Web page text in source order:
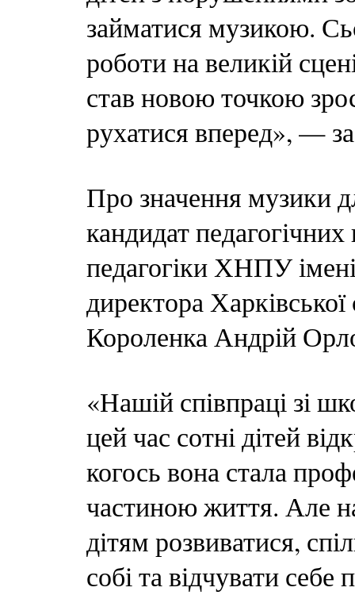
займатися музикою.
роботи на великій
став новою точкою
рухатися вперед», —
Про значення музики
кандидат
педагогіки ХНПУ
директора
Короленка Андрій
«Нашій співпраці зі
цей час сотні дітей
когось вона стала
частиною життя. Але
дітям розвиватися,
собі та відчувати